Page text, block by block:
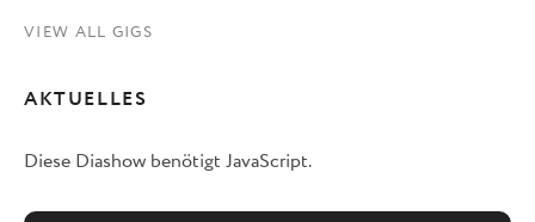
VIEW ALL GIGS
AKTUELLES
Diese Diashow benötigt JavaScript.